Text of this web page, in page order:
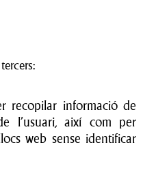
recopilar informació de
l’usuari, així com per
web sense identificar